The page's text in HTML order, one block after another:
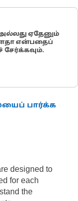
ஏதேனும்
என்பதைப்
பார்க்க
designed to
for each